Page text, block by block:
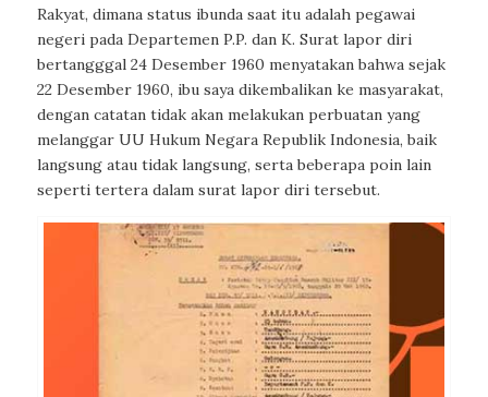
Rakyat, dimana status ibunda saat itu adalah pegawai
negeri pada Departemen P.P. dan K. Surat lapor diri
bertangggal 24 Desember 1960 menyatakan bahwa sejak
22 Desember 1960, ibu saya dikembalikan ke masyarakat,
dengan catatan tidak akan melakukan perbuatan yang
melanggar UU Hukum Negara Republik Indonesia, baik
langsung atau tidak langsung, serta beberapa poin lain
seperti tertera dalam surat lapor diri tersebut.